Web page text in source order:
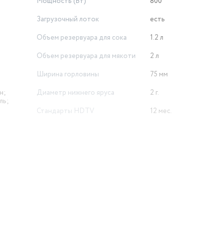
Загрузочный лоток
есть
Объем резервуара для сока
1.2 л
Объем резервуара для мякоти
2 л
Ширина горловины
75 мм
Диаметр нижнего яруса
2 г.
Стандарты HDTV
12 мес.